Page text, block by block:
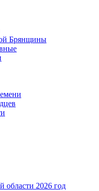
Брянщины
области 2026 год